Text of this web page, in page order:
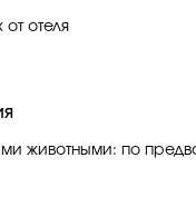
от отеля
животными: по